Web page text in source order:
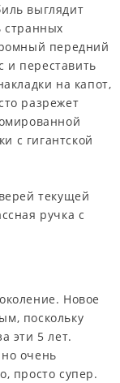
выглядит
странных
передний
и переставить
на капот,
разрежет
с гигантской
текущей
ручка с
Новое
поскольку
эти 5 лет.
очень
просто супер.